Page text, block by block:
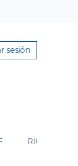
sesión
RICOH MP